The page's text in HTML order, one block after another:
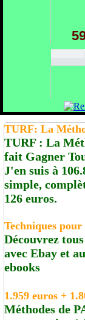
TURF: La
TURF : La
fait Gagner
J'en suis à
simple,
126 euros.
Techniques
Découvrez
avec Ebay et
ebooks
1.959 euros +
Méthodes de